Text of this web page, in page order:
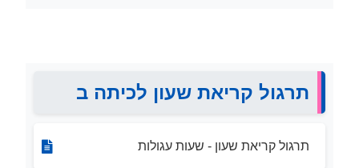
תרגול קריאת שעון לכיתה ב
תרגול קריאת שעון - שעות עגולות